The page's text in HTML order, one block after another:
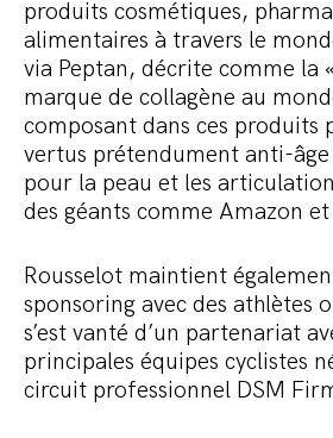
produits cosmétiques,
alimentaires à travers le
via Peptan, décrite comme la
marque de collagène au
composant dans ces produits
vertus prétendument anti-
pour la peau et les
des géants comme Amazon
Rousselot maintient
sponsoring avec des athlètes
s’est vanté d’un partenariat
principales équipes cyclistes
circuit professionnel DSM